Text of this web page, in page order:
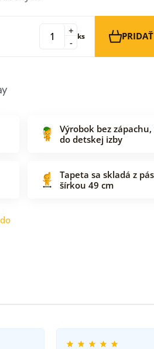
-
+ ks
Výrobok bez
do detskej izby
Tapeta sa skladá z
šírkou 49 cm